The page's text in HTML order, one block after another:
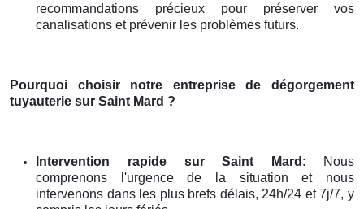
recommandations précieux pour préserver vos
canalisations et prévenir les problèmes futurs.
Pourquoi choisir notre entreprise de dégorgement
tuyauterie sur Saint Mard ?
Intervention rapide sur Saint Mard : Nous
comprenons l'urgence de la situation et nous
intervenons dans les plus brefs délais, 24h/24 et 7j/7, y